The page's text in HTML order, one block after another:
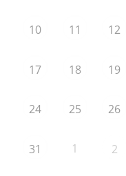
10 11 12
17 18 19
24 25 26
31 1 2